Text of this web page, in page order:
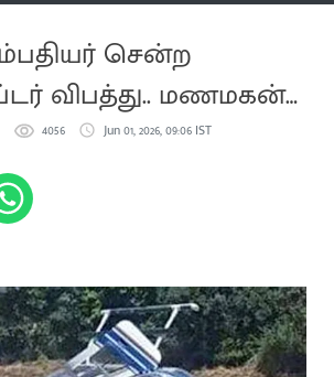
சென்ற
விபத்து.. மணமகன்
4056 Jun 01, 2026, 09:06 IST